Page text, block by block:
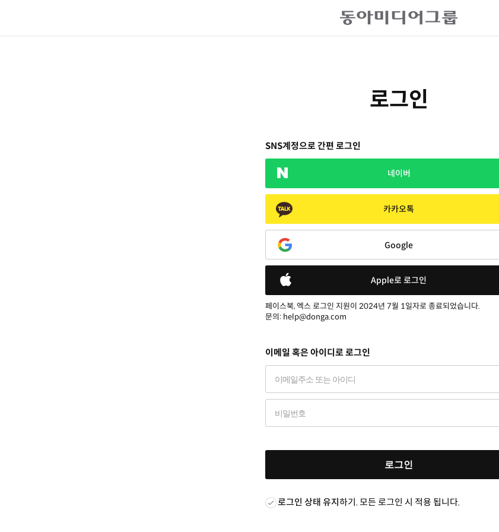
로그인
SNS계정으로 간편 로그인
네이버
카카오톡
Google
Apple로 로그인
페이스북, 엑스 로그인 지원이 2024년 7월 1일자로 종료되었습니다.
문의: help@donga.com
이메일 혹은 아이디로 로그인
로그인
로그인 상태 유지하기. 모든 로그인 시 적용 됩니다.